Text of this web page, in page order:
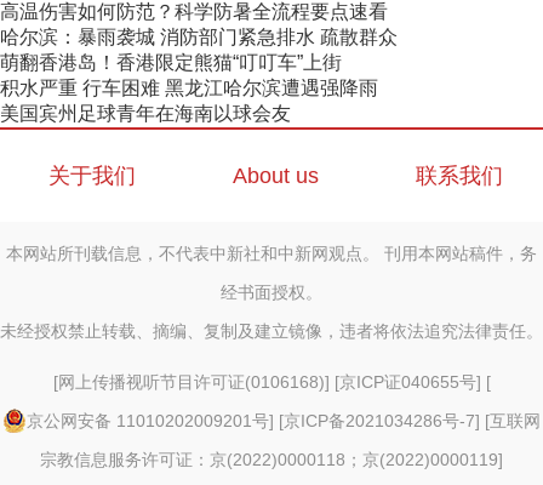
高温伤害如何防范？科学防暑全流程要点速看
哈尔滨：暴雨袭城 消防部门紧急排水 疏散群众
萌翻香港岛！香港限定熊猫“叮叮车”上街
积水严重 行车困难 黑龙江哈尔滨遭遇强降雨
美国宾州足球青年在海南以球会友
关于我们 About us 联系我们
本网站所刊载信息，不代表中新社和中新网观点。 刊用本网站稿件，务
经书面授权。
未经授权禁止转载、摘编、复制及建立镜像，违者将依法追究法律责任。
[网上传播视听节目许可证(0106168)] [京ICP证040655号] [
京公网安备 11010202009201号] [京ICP备2021034286号-7] [互联网
宗教信息服务许可证：京(2022)0000118；京(2022)0000119]